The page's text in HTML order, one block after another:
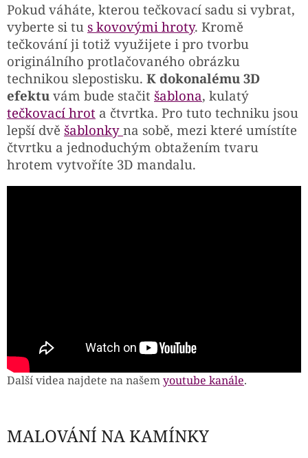
Pokud váháte, kterou tečkovací sadu si vybrat,
vyberte si tu s kovovými hroty. Kromě
tečkování ji totiž využijete i pro tvorbu
originálního protlačovaného obrázku
technikou slepostisku. K dokonalému 3D
efektu vám bude stačit šablona, kulatý
tečkovací hrot a čtvrtka. Pro tuto techniku jsou
lepší dvě šablonky na sobě, mezi které umístíte
čtvrtku a jednoduchým obtažením tvaru
hrotem vytvoříte 3D mandalu.
Další videa najdete na našemyoutube kanále.
MALOVÁNÍ NA KAMÍNKY